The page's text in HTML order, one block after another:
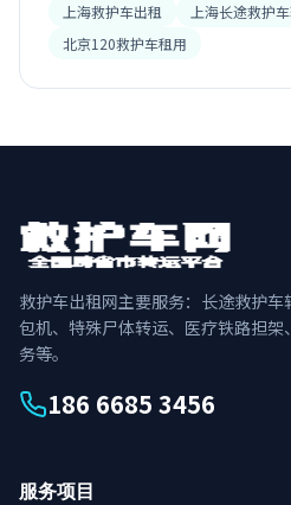
上海救护车出租
上海长途救护
北京120救护车租用
救护车出租网主要服务：长途救护
包机、特殊尸体转运、医疗铁路担
务等。
186 6685 3456
服务项目